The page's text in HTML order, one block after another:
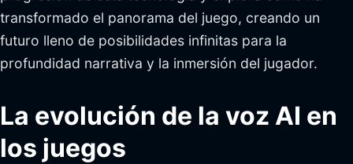
transformado el panorama del juego, creando un
futuro lleno de posibilidades infinitas para la
profundidad narrativa y la inmersión del jugador.
La evolución de la voz AI en
los juegos